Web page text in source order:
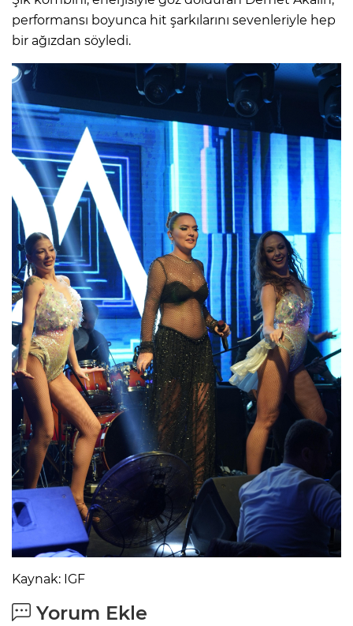
performansı boyunca hit şarkılarını sevenleriyle hep
bir ağızdan söyledi.
Kaynak: IGF
Yorum Ekle